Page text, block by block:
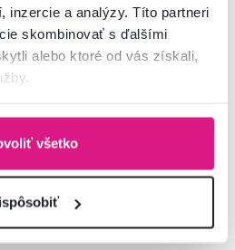
inzercie a analýzy. Títo partneri
skombinovať s ďalšími
alebo ktoré od vás získali,
všetko
keramika/bambus, ETERA
15 €